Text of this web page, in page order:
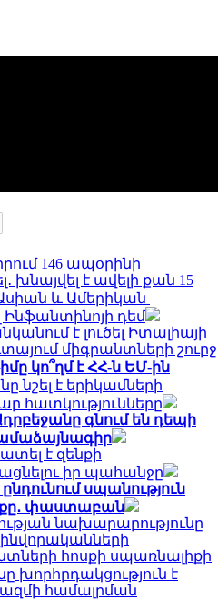
146 ապօրինի
խնայվել է ավելի քան 15
և Ամերիկան
Ինֆանտինոյի դեմ
է լուծել Իտալիայի
միգրանտների շուրջ
կո՞ղմ է ՀՀ-ն ԵՄ-ին
նշել է երիկամների
հատկությունները
գնում են դեպի
է զենքի
իր պահանջը
սպանություն
փաստաբան
նախարարությունը
հոսքի սպառնալիքի
խորհրդակցություն է
համալրման